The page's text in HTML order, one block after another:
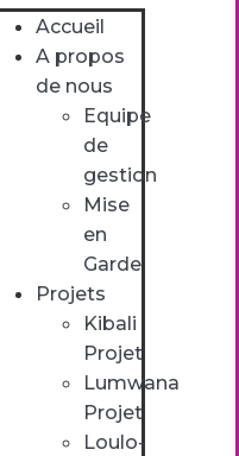
Accueil
A propos
de nous
Equipe
de
gestion
Mise
en
Garde
Projets
Kibali
Projet
Lumwana
Projet
Loulo-